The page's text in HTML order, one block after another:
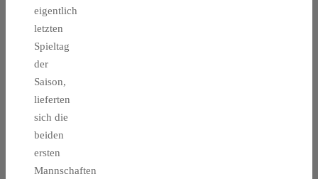
eigentlich
letzten
Spieltag
der
Saison,
lieferten
sich die
beiden
ersten
Mannschaften